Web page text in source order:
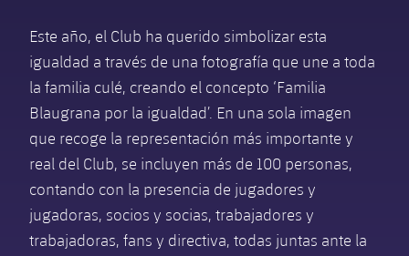
Palau Blaugrana
Estadi Johan Cruyff
Barça Cafe
Ciutat Esportiva
La Masia
plusicon
más
Servicios
plusicon
más
SUB10 A
SUB10 B
SUB9 A
SUB8 A
Clasificación
Jugadores
Fotos
Historia
Palmarés
Cadete B
Infantil A
Infantil B
Mini
Calendario
Entradas
Resultados
Clasificaciones
Jugadores
Calendario
Resultados
Clasificaciones
Jugadores
Base
plusicon
más
Juvenil
Cadete A
Cadete B
PLUSICON
MÁS
Primer equipo
plusicon
más
Actualidad
Calendario
plusicon
más
Actualidad
Este año, el Club ha querido simbolizar esta
igualdad a través de una fotografía que une a toda
la familia culé, creando el concepto ‘Familia
Blaugrana por la igualdad’. En una sola imagen
que recoge la representación más importante y
real del Club, se incluyen más de 100 personas,
contando con la presencia de jugadores y
jugadoras, socios y socias, trabajadores y
trabajadoras, fans y directiva, todas juntas ante la